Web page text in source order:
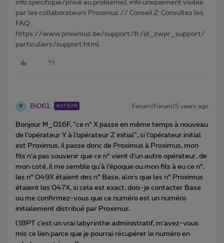
info spécifique/privé au problème), info uniquement visible
par les collaborateurs Proximus // Conseil 2: Consultez les
FAQ
https://www.proximus.be/support/fr/id_zwpr_support/
particuliers/support.html
B Bi061 AUTEUR Forum|Forum|5 years ago
Bonjour M_016F, “ce n° X passe en même temps à nouveau
de l’opérateur Y à l’opérateur Z initial”, si l’opérateur initial
est Proximus, il passe donc de Proximus à Proximus, mon
fils n’a pas souvenir que ce n° vient d’un autre opérateur, de
mon coté, il me semble qu’à l’époque ou mon fils à eu ce n°,
les n° 049X étaient des n° Base, alors que les n° Proximus
étaient les 047X, si cela est exact, dois-je contacter Base
ou me confirmez-vous que ce numéro est un numéro
initialement distribué par Proximus.
l’IBPT c’est un vrai labyrinthe administratif, m’avez-vous
mis ce lien parce que je pourrai récupérer le numéro en